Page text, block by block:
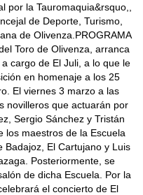
por la Tauromaquia&rsquo,,
de Deporte, Turismo,
de Olivenza.PROGRAMA
Toro de Olivenza, arranca
cargo de El Juli, a lo que le
en homenaje a los 25
El viernes 3 marzo a las
novilleros que actuarán por
Sergio Sánchez y Tristán
los maestros de la Escuela
Badajoz, El Cartujano y Luis
Posteriormente, se
de dicha Escuela. Por la
el concierto de El